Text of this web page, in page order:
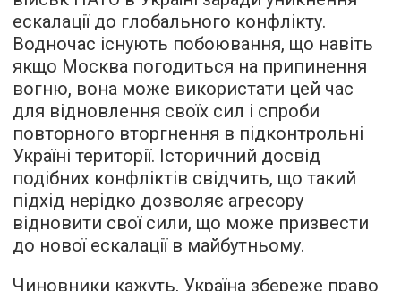
ескалації до глобального конфлікту.
Водночас існують побоювання, що навіть
якщо Москва погодиться на припинення
вогню, вона може використати цей час
для відновлення своїх сил і спроби
повторного вторгнення в підконтрольні
Україні території. Історичний досвід
подібних конфліктів свідчить, що такий
підхід нерідко дозволяє агресору
відновити свої сили, що може призвести
до нової ескалації в майбутньому.
Чиновники кажуть, Україна збереже право